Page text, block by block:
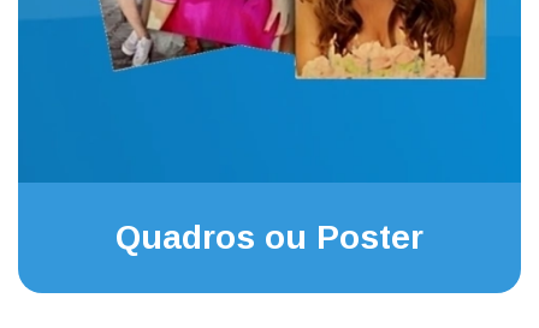
Quadros ou Poster